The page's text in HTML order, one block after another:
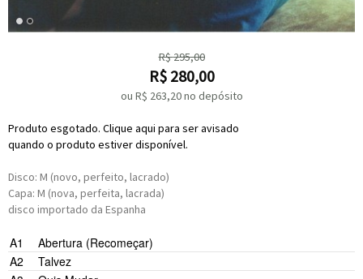
R$295,00
R$ 280,00
ou R$ 263,20no depósito
Produto esgotado. Clique aqui para ser avisado
quando o produto estiver disponível.
Disco: M (novo, perfeito, lacrado)
Capa: M (nova, perfeita, lacrada)
disco importado da Espanha
A1
Abertura (Recomeçar)
A2
Talvez
Felipe Pacheco Ventura